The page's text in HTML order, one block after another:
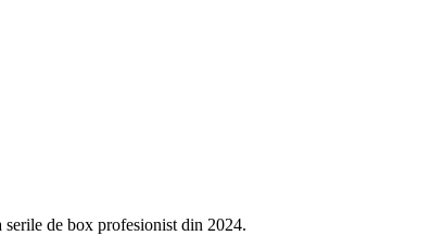
de box profesionist din 2024.